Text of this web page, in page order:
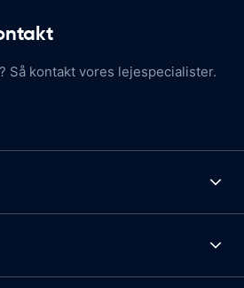
Så kontakt vores lejespecialister.